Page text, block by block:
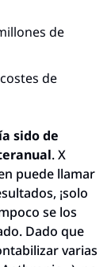
de
de
sido de
. X
puede llamar
¡solo
se los
Dado que
varias